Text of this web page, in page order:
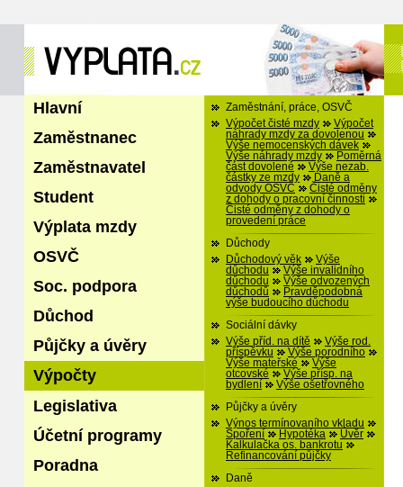
Hlavní
Zaměstnanec
Zaměstnavatel
Student
Výplata mzdy
OSVČ
Soc. podpora
Důchod
Půjčky a úvěry
Výpočty
Legislativa
Účetní programy
Poradna
Zaměstnání, práce, OSVČ
Výpočet čisté mzdy
Výpočet
náhrady mzdy za dovolenou
Výše nemocenských dávek
Výše náhrady mzdy
Poměrná
část dovolené
Výše nezab.
částky ze mzdy
Daně a
odvody OSVČ
Čisté odměny
z dohody o pracovní činnosti
Čisté odměny z dohody o
provedení práce
Důchody
Důchodový věk
Výše
důchodu
Výše invalidního
důchodu
Výše odvozených
důchodů
Pravděpodobná
výše budoucího důchodu
Sociální dávky
Výše příd. na dítě
Výše rod.
příspěvku
Výše porodního
Výše mateřské
Výše
otcovské
Výše přísp. na
bydlení
Výše ošetřovného
Půjčky a úvěry
Výnos termínovaního vkladu
Spoření
Hypotéka
Úvěr
Kalkulačka os. bankrotu
Refinancování půjčky
Daně